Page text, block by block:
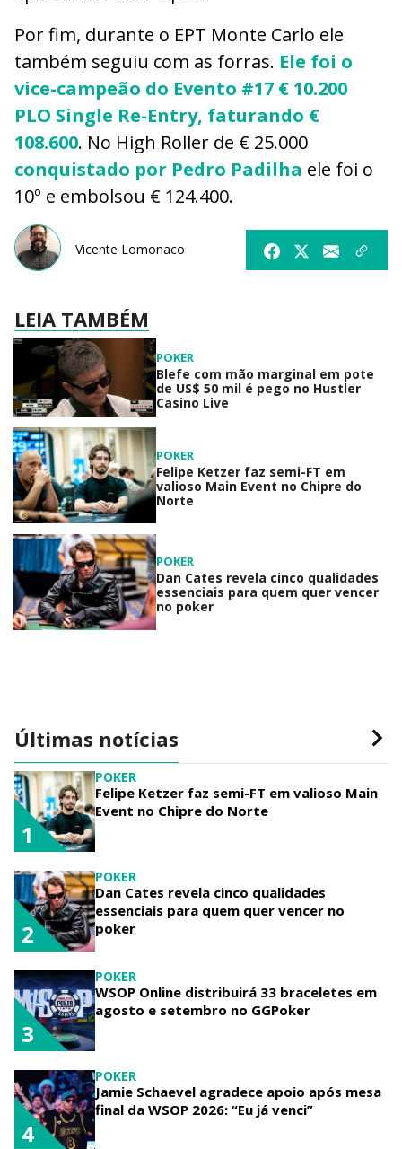
Por fim, durante o EPT Monte Carlo ele
também seguiu com as forras. Ele foi o
vice-campeão do Evento #17 € 10.200
PLO Single Re-Entry, faturando €
108.600. No High Roller de € 25.000
conquistado por Pedro Padilha ele foi o
10º e embolsou € 124.400.
Vicente Lomonaco
LEIA TAMBÉM
POKER
Blefe com mão marginal em pote
de US$ 50 mil é pego no Hustler
Casino Live
POKER
Felipe Ketzer faz semi-FT em
valioso Main Event no Chipre do
Norte
POKER
Dan Cates revela cinco qualidades
essenciais para quem quer vencer
no poker
Últimas notícias
POKER
Felipe Ketzer faz semi-FT em valioso Main
Event no Chipre do Norte
1
POKER
Dan Cates revela cinco qualidades
essenciais para quem quer vencer no
poker
2
POKER
WSOP Online distribuirá 33 braceletes em
agosto e setembro no GGPoker
3
POKER
Jamie Schaevel agradece apoio após mesa
final da WSOP 2026: “Eu já venci”
4